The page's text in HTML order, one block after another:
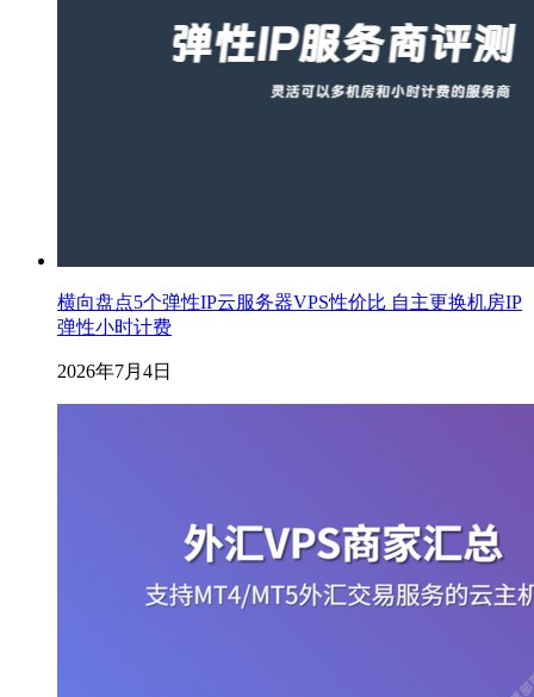
横向盘点5个弹性IP云服务器VPS性价比 自主更换机房IP
弹性小时计费
2026年7月4日